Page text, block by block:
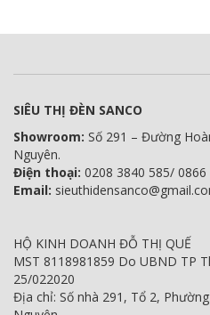
SIÊU THỊ ĐÈN SANCO
Showroom: Số 291 – Đường
Nguyên.
Điện thoại: 0208 3840 585/ 0866
Email:
HỘ KINH DOANH ĐỖ THỊ QUẾ
MST 8118981859 Do UBND TP
25/022020
Địa chỉ: Số nhà 291, Tổ 2,